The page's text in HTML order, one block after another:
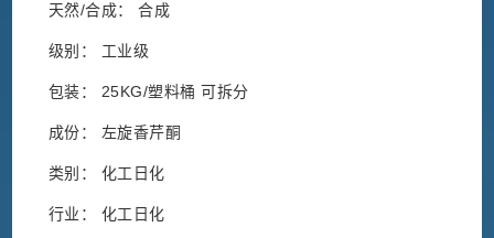
天然/合成： 合成
级别： 工业级
包装： 25KG/塑料桶 可拆分
成份： 左旋香芹酮
类别： 化工日化
行业： 化工日化